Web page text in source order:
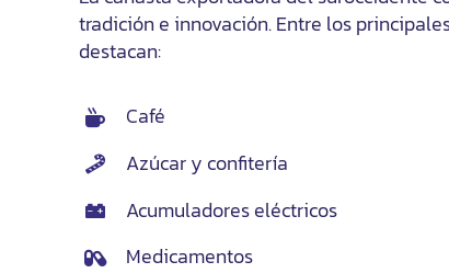
tradición e innovación. Entre los
destacan:
Café
Azúcar y confitería
Acumuladores eléctricos
Medicamentos